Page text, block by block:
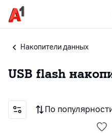
Накопители данных
USB flash
По